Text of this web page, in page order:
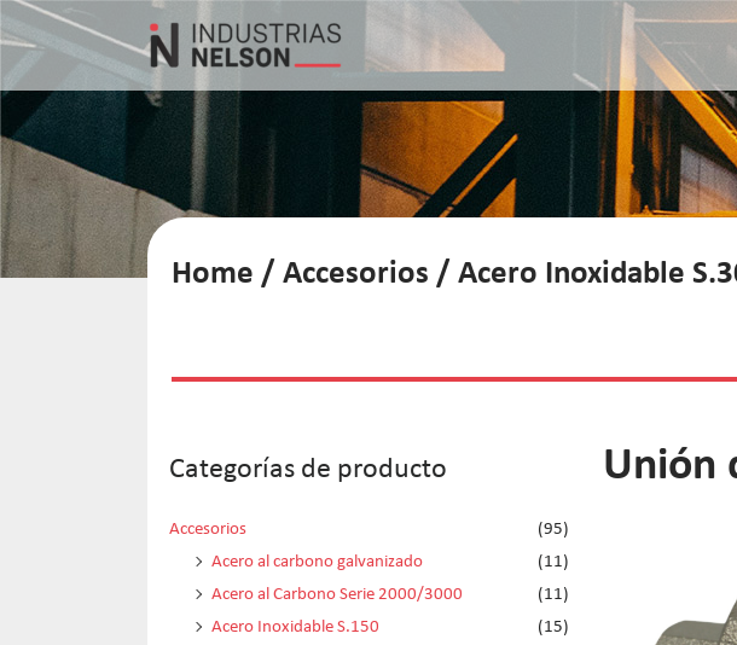
Home /Accesorios /Acero Inoxidable
Categorías de producto
Accesorios
(95)
Acero al carbono galvanizado
(11)
Acero al Carbono Serie 2000/3000
(11)
Acero Inoxidable S.150
(15)
Unión